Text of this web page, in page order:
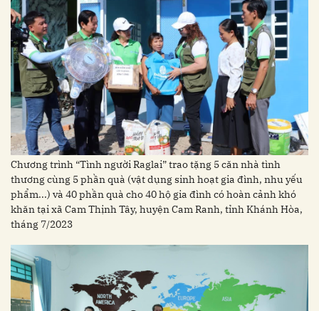
Chương trình “Tình người Raglai” trao tặng 5 căn nhà tình
thương cùng 5 phần quà (vật dụng sinh hoạt gia đình, nhu yếu
phẩm...) và 40 phần quà cho 40 hộ gia đình có hoàn cảnh khó
khăn tại xã Cam Thịnh Tây, huyện Cam Ranh, tỉnh Khánh Hòa,
tháng 7/2023